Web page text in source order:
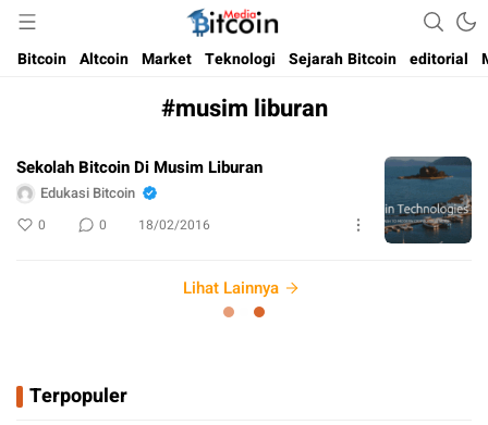
Bitcoin Media Indonesia
Media Bitcoin dan Cryptocurrency, dan Blockchain di Indonesia
Bitcoin Altcoin Market Teknologi Sejarah Bitcoin editorial
#musim liburan
Sekolah Bitcoin Di Musim Liburan
Edukasi Bitcoin
0 0 18/02/2016
Lihat Lainnya
Terpopuler